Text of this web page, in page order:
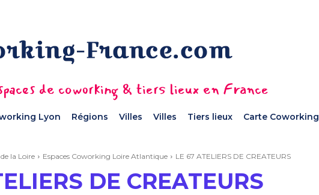
de coworking & tiers lieux en France
Lyon Régions Villes Villes Tiers lieux Carte Coworking
la Loire Espaces Coworking Loire Atlantique LE 67 ATELIERS DE CREATEURS
DE CREATEURS